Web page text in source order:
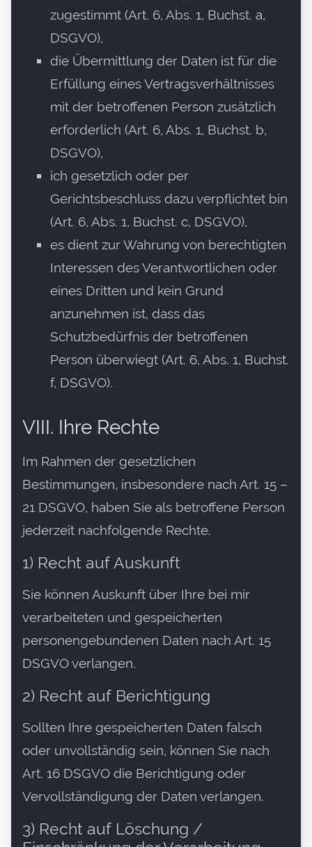
zugestimmt (Art. 6, Abs. 1, Buchst. a,
DSGVO),
die Übermittlung der Daten ist für die
Erfüllung eines Vertragsverhältnisses
mit der betroffenen Person zusätzlich
erforderlich (Art. 6, Abs. 1, Buchst. b,
DSGVO),
ich gesetzlich oder per
Gerichtsbeschluss dazu verpflichtet bin
(Art. 6, Abs. 1, Buchst. c, DSGVO),
es dient zur Wahrung von berechtigten
Interessen des Verantwortlichen oder
eines Dritten und kein Grund
anzunehmen ist, dass das
Schutzbedürfnis der betroffenen
Person überwiegt (Art. 6, Abs. 1, Buchst.
f, DSGVO).
VIII. Ihre Rechte
Im Rahmen der gesetzlichen
Bestimmungen, insbesondere nach Art. 15 –
21 DSGVO, haben Sie als betroffene Person
jederzeit nachfolgende Rechte.
1) Recht auf Auskunft
Sie können Auskunft über Ihre bei mir
verarbeiteten und gespeicherten
personengebundenen Daten nach Art. 15
DSGVO verlangen.
2) Recht auf Berichtigung
Sollten Ihre gespeicherten Daten falsch
oder unvollständig sein, können Sie nach
Art. 16 DSGVO die Berichtigung oder
Vervollständigung der Daten verlangen.
3) Recht auf Löschung /